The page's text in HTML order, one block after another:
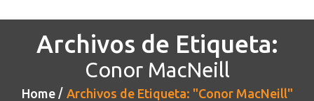
Archivos de Etiqueta:
Conor MacNeill
Home Archivos de Etiqueta: "Conor MacNeill"